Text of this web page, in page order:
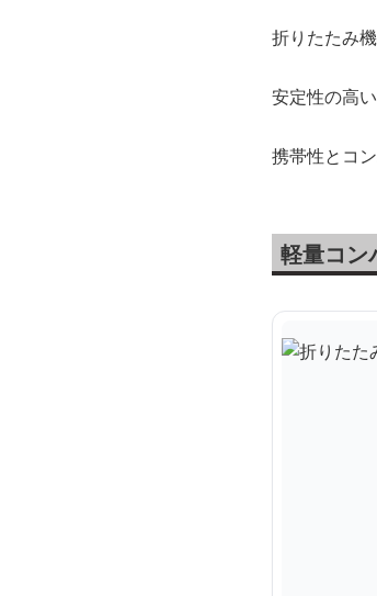
折りたたみ
安定性の高
携帯性とコ
軽量コン